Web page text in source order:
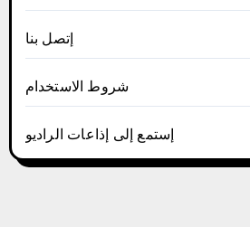
إتصل بنا
شروط الاستخدام
إستمع إلى إذاعات الراديو